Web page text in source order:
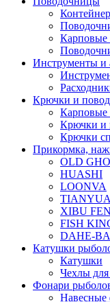
Инструменты и
Крючки и
Карповые
Крючки и
Крючки
Прикормка,
OLD
HUASHI
LOONVA
XIBU
FISH
DAHE-
Катушки
Катушки
Чехлы
Фонари
Навесные